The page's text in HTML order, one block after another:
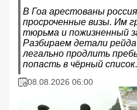
В Гоа арестованы
просроченные визы. Им
тюрьма и пожизненный
Разбираем детали
легально продлить
попасть в чёрный список.
08.08.2026 06:00